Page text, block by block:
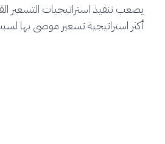
يصعب تنفيذ استراتيجيات التسعير
أكثر استراتيجية تسعير موصى بها